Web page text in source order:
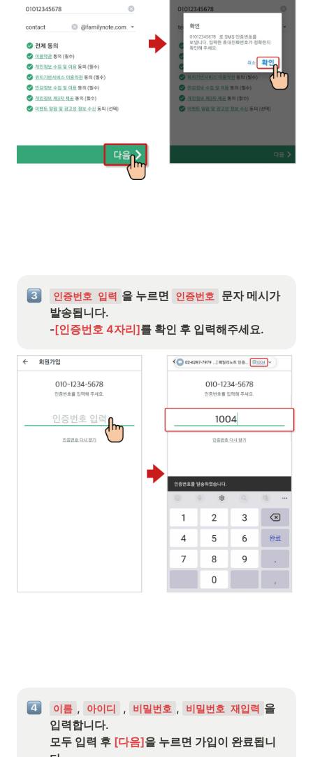
인증번호 입력 을 누르면 인증번호
문자 메시가
발송됩니다.
-[인증번호 4자리]를 확인 후 입력해주세요.
이름 , 아이디 , 비밀번호 , 비밀번호 재입력 을
입력합니다.
모두 입력 후 [다음]을 누르면 가입이 완료됩니